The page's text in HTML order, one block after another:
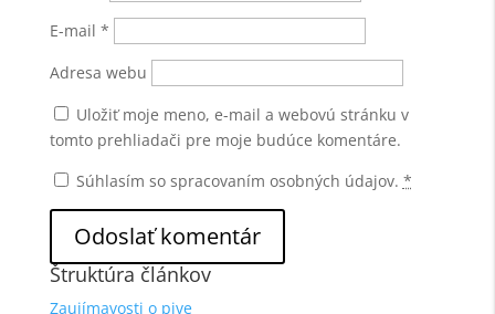
E-mail *
Adresa webu
Uložiť moje meno, e-mail a webovú stránku v
tomto prehliadači pre moje budúce komentáre.
Súhlasím so spracovaním osobných údajov. *
Štruktúra článkov
Zaujímavosti o pive